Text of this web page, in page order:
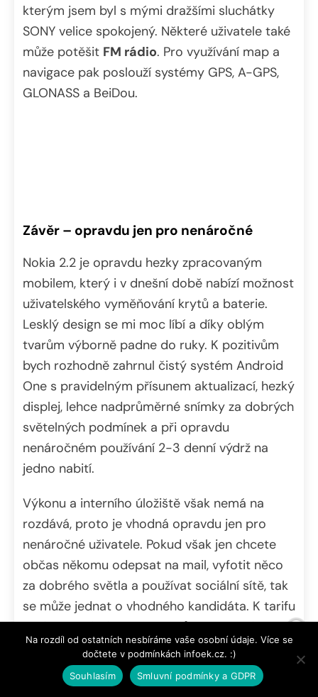
kterým jsem byl s mými dražšími sluchátky
SONY velice spokojený. Některé uživatele také
může potěšit FM rádio. Pro využívání map a
navigace pak poslouží systémy GPS, A-GPS,
GLONASS a BeiDou.
Závěr – opravdu jen pro nenáročné
Nokia 2.2 je opravdu hezky zpracovaným
mobilem, který i v dnešní době nabízí možnost
uživatelského vyměňování krytů a baterie.
Lesklý design se mi moc líbí a díky oblým
tvarům výborně padne do ruky. K pozitivům
bych rozhodně zahrnul čistý systém Android
One s pravidelným přísunem aktualizací, hezký
displej, lehce nadprůměrné snímky za dobrých
světelných podmínek a při opravdu
nenáročném používání 2-3 denní výdrž na
jedno nabití.
Výkonu a interního úložiště však nemá na
rozdává, proto je vhodná opravdu jen pro
nenáročné uživatele. Pokud však jen chcete
občas někomu odepsat na mail, vyfotit něco
za dobrého světla a používat sociální sítě, tak
se může jednat o vhodného kandidáta. K tarifu
také nemusí být Nokia 2.2 vůbec špatná.
Pokud ale potřebujete o něco více výkonu,
paměti a NFC pro bezkontaktní platby, tak
Na rozdíl od ostatních nesbíráme vaše osobní údaje. Více se
dočtete v podmínkách infoek.cz. :)
Souhlasím
Smluvní podmínky a GDPR